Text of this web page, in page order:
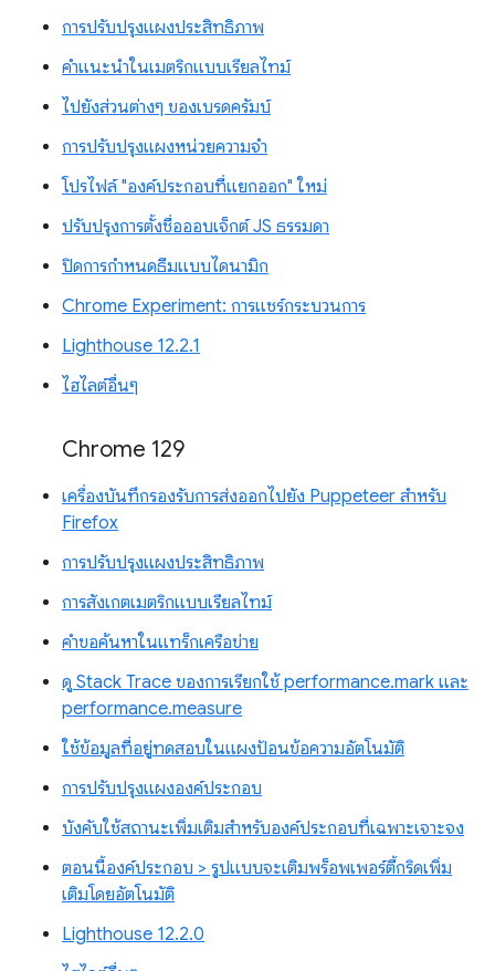
การปรับปรุงแผงประสิทธิภาพ
คำแนะนำในเมตริกแบบเรียลไทม์
ไปยังส่วนต่างๆ ของเบรดครัมบ์
การปรับปรุงแผงหน่วยความจำ
โปรไฟล์ "องค์ประกอบที่แยกออก" ใหม่
ปรับปรุงการตั้งชื่อออบเจ็กต์ JS ธรรมดา
ปิดการกำหนดธีมแบบไดนามิก
Chrome Experiment: การแชร์กระบวนการ
Lighthouse 12.2.1
ไฮไลต์อื่นๆ
Chrome 129
เครื่องบันทึกรองรับการส่งออกไปยัง Puppeteer สำหรับ
Firefox
การปรับปรุงแผงประสิทธิภาพ
การสังเกตเมตริกแบบเรียลไทม์
คำขอค้นหาในแทร็กเครือข่าย
ดู Stack Trace ของการเรียกใช้ performance.mark และ
performance.measure
ใช้ข้อมูลที่อยู่ทดสอบในแผงป้อนข้อความอัตโนมัติ
การปรับปรุงแผงองค์ประกอบ
บังคับใช้สถานะเพิ่มเติมสำหรับองค์ประกอบที่เฉพาะเจาะจง
ตอนนี้องค์ประกอบ > รูปแบบจะเติมพร็อพเพอร์ตี้กริดเพิ่ม
เติมโดยอัตโนมัติ
Lighthouse 12.2.0